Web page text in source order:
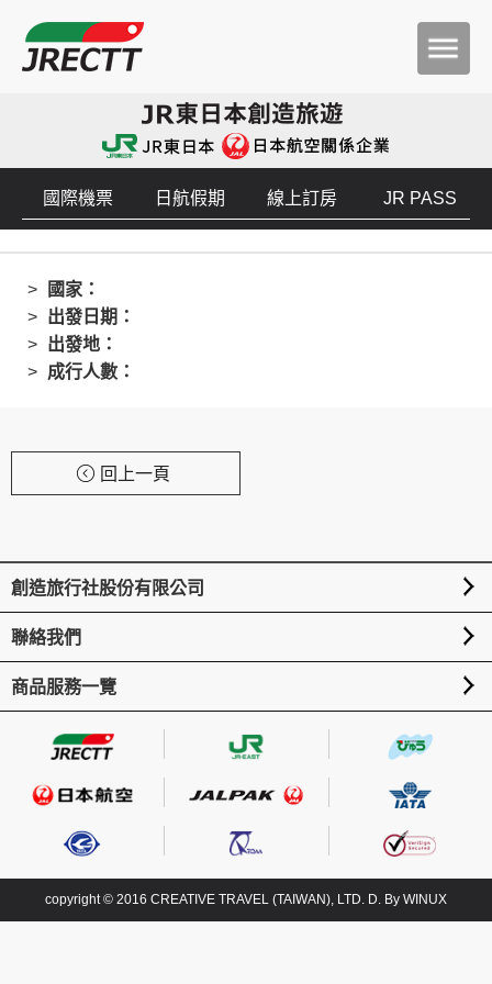
國際機票 日航假期 線上訂房 JR PASS
國家：
出發日期：
出發地：
成行人數：
回上一頁
創造旅行社股份有限公司
聯絡我們
商品服務一覽
copyright © 2016 CREATIVE TRAVEL (TAIWAN), LTD. D. By WINUX